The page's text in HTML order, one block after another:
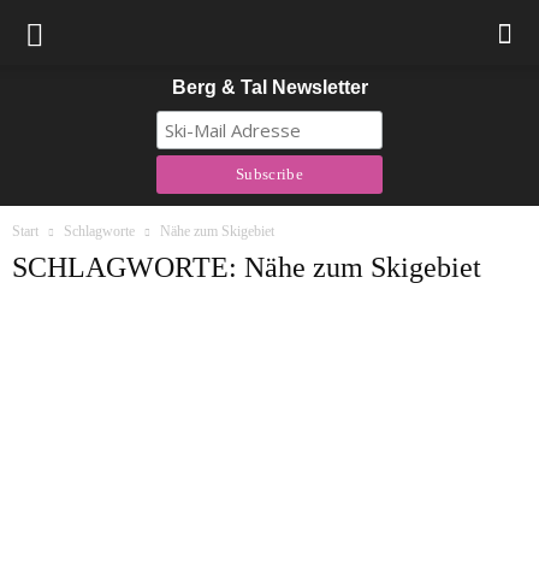
Berg & Tal Newsletter
Start Schlagworte Nähe zum Skigebiet
SCHLAGWORTE: Nähe zum Skigebiet